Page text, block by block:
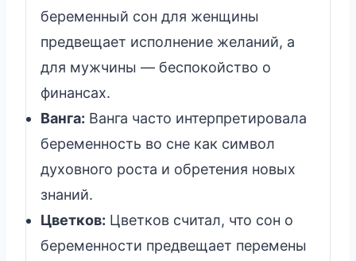
беременный сон для женщины
предвещает исполнение желаний, а
для мужчины — беспокойство о
финансах.
Ванга: Ванга часто интерпретировала
беременность во сне как символ
духовного роста и обретения новых
знаний.
Цветков: Цветков считал, что сон о
беременности предвещает перемены